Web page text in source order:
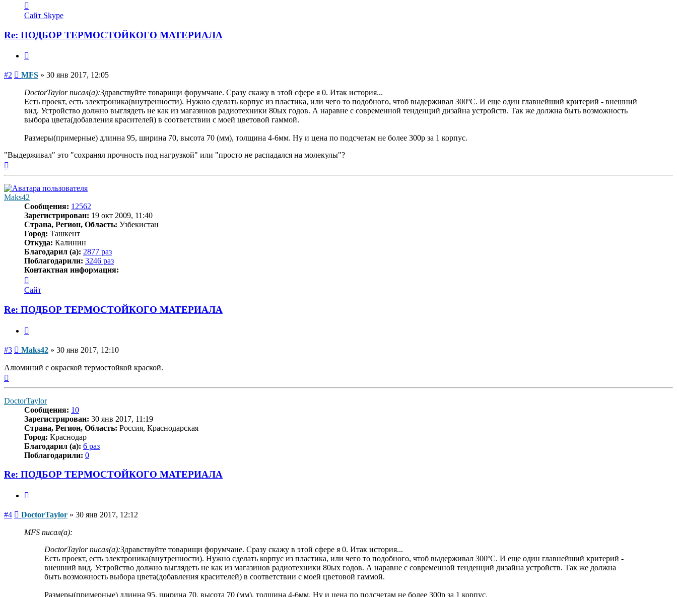
информация
пользователя
MFS
Сайт Skype
Re: ПОДБОР ТЕРМОСТОЙКОГО МАТЕРИАЛА
#2 Сообщение
MFS » 30 янв 2017, 12:05
DoctorTaylor писал(а):Здравствуйте товарищи форумчане. Сразу скажу в этой сфере я 0. Итак история...
Есть проект, есть электроника(внутренности). Нужно сделать корпус из пластика, или чего то подобного, чтоб выдерживал 300ºC. И еще один главнейший критерий - внешний
вид. Устройство должно выглядеть не как из магазинов радиотехники 80ых годов. А наравне с современной тенденций дизайна устройств. Так же должна быть возможность
выбора цвета(добавления красителей) в соответствии с моей цветовой гаммой.
Размеры(примерные) длинна 95, ширина 70, высота 70 (мм), толщина 4-6мм. Ну и цена по подсчетам не более 300р за 1 корпус.
"Выдерживал" это "сохранял прочность под нагрузкой" или "просто не распадался на молекулы"?
Maks42
Сообщения: 12562
Зарегистрирован: 19 окт 2009, 11:40
Страна, Регион, Область: Узбекистан
Город: Ташкент
Откуда: Калинин
Благодарил (а): 2877 раз
Поблагодарили: 3246 раз
Контактная информация:
информация
пользователя
Maks42
Сайт
Re: ПОДБОР ТЕРМОСТОЙКОГО МАТЕРИАЛА
#3 Сообщение
Maks42 » 30 янв 2017, 12:10
Алюминий с окраской термостойкой краской.
DoctorTaylor
Сообщения: 10
Зарегистрирован: 30 янв 2017, 11:19
Страна, Регион, Область: Россия, Краснодарская
Город: Краснодар
Благодарил (а): 6 раз
Поблагодарили: 0
Re: ПОДБОР ТЕРМОСТОЙКОГО МАТЕРИАЛА
#4 Сообщение
DoctorTaylor » 30 янв 2017, 12:12
MFS писал(а):
DoctorTaylor писал(а):Здравствуйте товарищи форумчане. Сразу скажу в этой сфере я 0. Итак история...
Есть проект, есть электроника(внутренности). Нужно сделать корпус из пластика, или чего то подобного, чтоб выдерживал 300ºC. И еще один главнейший критерий -
внешний вид. Устройство должно выглядеть не как из магазинов радиотехники 80ых годов. А наравне с современной тенденций дизайна устройств. Так же должна
быть возможность выбора цвета(добавления красителей) в соответствии с моей цветовой гаммой.
Размеры(примерные) длинна 95, ширина 70, высота 70 (мм), толщина 4-6мм. Ну и цена по подсчетам не более 300р за 1 корпус.